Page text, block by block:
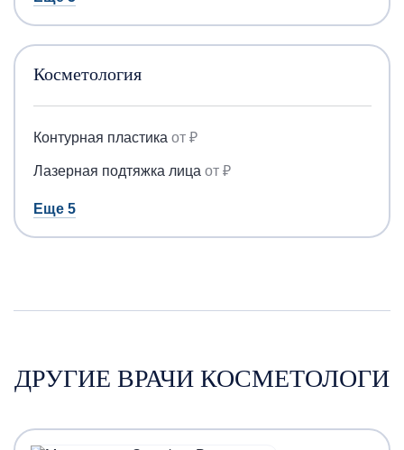
Косметология
Контурная пластика от ₽
Лазерная подтяжка лица от ₽
Еще 5
ДРУГИЕ ВРАЧИ КОСМЕТОЛОГИ